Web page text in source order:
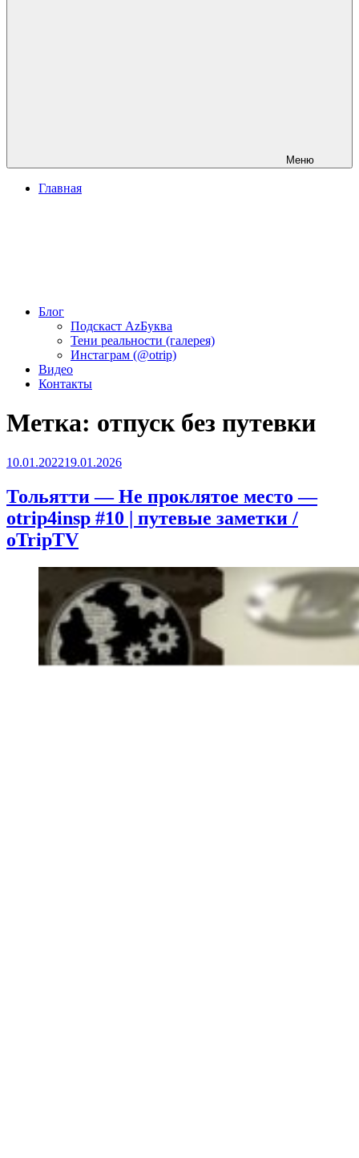
Меню
Главная
Блог
Подскаст АzБуква
Тени реальности (галерея)
Инстаграм (@otrip)
Видео
Контакты
Метка: отпуск без путевки
Опубликовано
10.01.202219.01.2026
Тольятти — Не проклятое место —
otrip4insp #10 | путевые заметки /
oTripTV